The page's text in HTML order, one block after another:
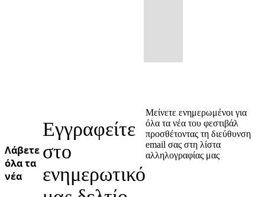
Λάβετε
όλα τα
νέα
Εγγραφείτε
στο
ενημερωτικό
Μείνετε ενημερωμένοι για
όλα τα νέα του φεστιβάλ
προσθέτοντας τη διεύθυνση
email σας στη λίστα
αλληλογραφίας μας